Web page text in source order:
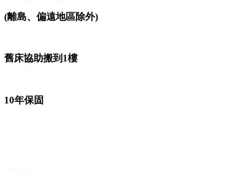
(離島、偏遠地區除外)
舊床協助搬到1樓
10年保固